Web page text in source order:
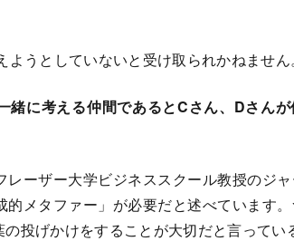
うとしていないと受け取られかねません。
緒に考える仲間であるとCさん、Dさん
ーザー大学ビジネススクール教授のジャ
メタファー」が必要だと述べています
投げかけをすることが大切だと言ってい